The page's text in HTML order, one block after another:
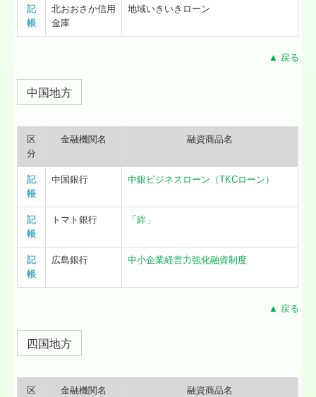
記
帳
北おおさか信用
金庫
地域いきいきローン
▲ 戻る
中国地方
区
分
金融機関名 融資商品名
記
帳
中国銀行 中銀ビジネスローン（TKCローン）
記
帳
トマト銀行 「絆」
記
帳
広島銀行 中小企業経営力強化融資制度
▲ 戻る
四国地方
区
金融機関名 融資商品名